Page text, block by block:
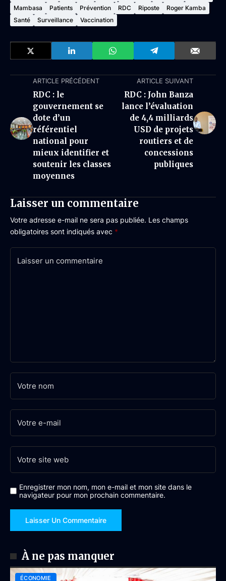
Mambasa
Patients Prévention RDC Riposte
Roger Kamba
Santé
Surveillance Vaccination
ARTICLE PRÉCÉDENT
RDC : le
gouvernement se
dote d’un
référentiel
national pour
mieux identifier et
soutenir les classes
moyennes
ARTICLE SUIVANT
RDC : John Banza
lance l’évaluation
de 4,4 milliards
USD de projets
routiers et de
concessions
publiques
Laisser un commentaire
Votre adresse e-mail ne sera pas publiée. Les champs
obligatoires sont indiqués avec *
Enregistrer mon nom, mon e-mail et mon site dans le
navigateur pour mon prochain commentaire.
À ne pas manquer
ÉCONOMIE